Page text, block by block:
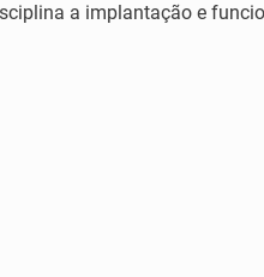
a implantação e